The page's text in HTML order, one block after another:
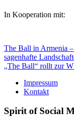
In Kooperation mit:
The Ball in Armenia
sagenhafte
„The Ball“ rollt zur
Impressum
Kontakt
Spirit of Social